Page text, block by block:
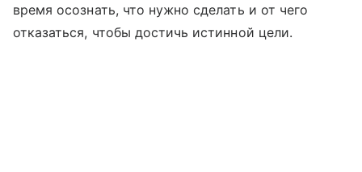
время осознать, что нужно сделать и от чего
отказаться, чтобы достичь истинной цели.